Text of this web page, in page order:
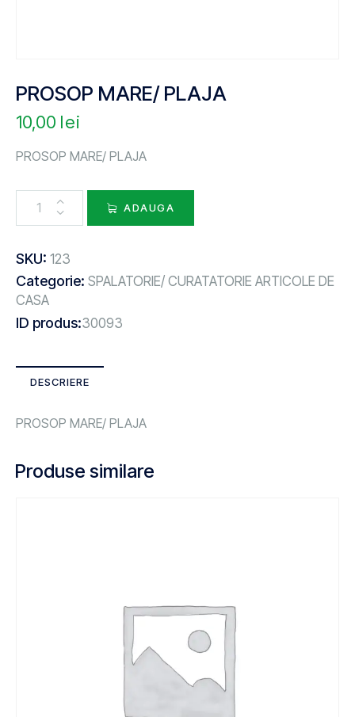
PROSOP MARE/ PLAJA
10,00 lei
PROSOP MARE/ PLAJA
ADAUGA
SKU: 123
Categorie: SPALATORIE/ CURATATORIE ARTICOLE DE
CASA
ID produs:30093
DESCRIERE
PROSOP MARE/ PLAJA
Produse similare